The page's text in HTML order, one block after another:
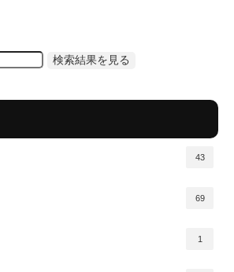
43
69
1